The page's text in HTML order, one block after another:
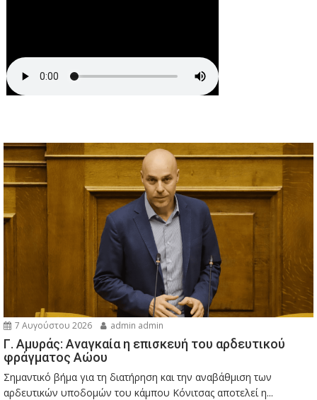
7 Αυγούστου 2026 admin admin
Γ. Αμυράς: Αναγκαία η επισκευή του αρδευτικού
φράγματος Αώου
Σημαντικό βήμα για τη διατήρηση και την αναβάθμιση των
αρδευτικών υποδομών του κάμπου Κόνιτσας αποτελεί η...